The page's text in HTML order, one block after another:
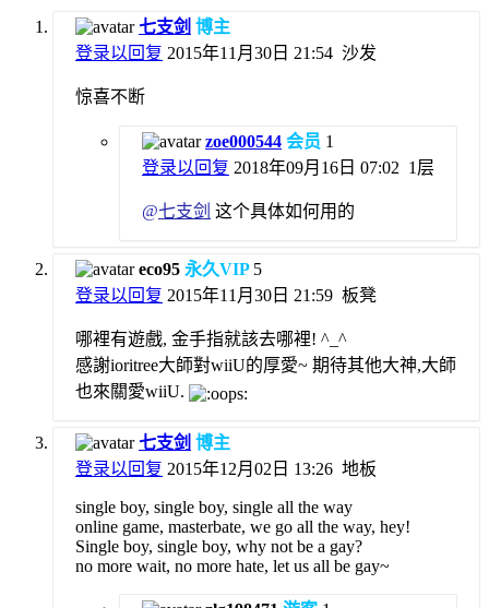
七支剑 博主
登录以回复 2015年11月30日 21:54 沙发
惊喜不断
zoe000544 会员 1
登录以回复 2018年09月16日 07:02 1层
@七支剑 这个具体如何用的
eco95 永久VIP 5
登录以回复 2015年11月30日 21:59 板凳
哪裡有遊戲, 金手指就該去哪裡! ^_^
感謝ioritree大師對wiiU的厚愛~ 期待其他大神,大師
也來關愛wiiU.
七支剑 博主
登录以回复 2015年12月02日 13:26 地板
single boy, single boy, single all the way
online game, masterbate, we go all the way, hey!
Single boy, single boy, why not be a gay?
no more wait, no more hate, let us all be gay~